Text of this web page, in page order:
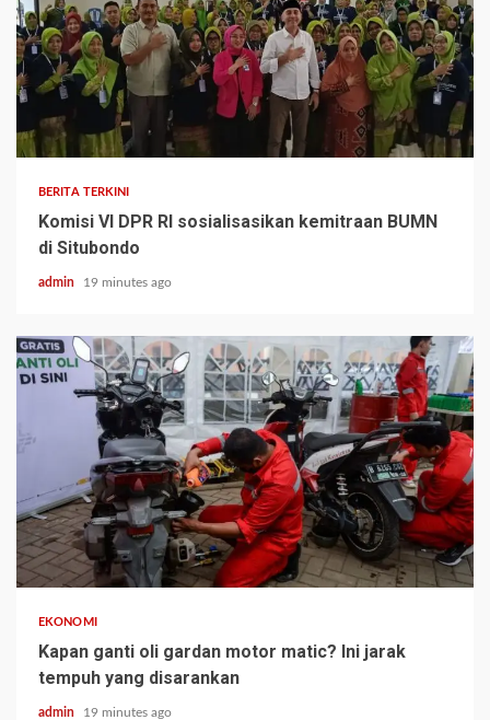
BERITA TERKINI
Komisi VI DPR RI sosialisasikan kemitraan BUMN
di Situbondo
admin 19 minutes ago
EKONOMI
Kapan ganti oli gardan motor matic? Ini jarak
tempuh yang disarankan
admin 19 minutes ago